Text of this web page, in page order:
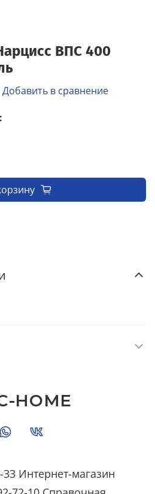
ВПС 400
Добавить в сравнение
33 Интернет-магазин
HOME